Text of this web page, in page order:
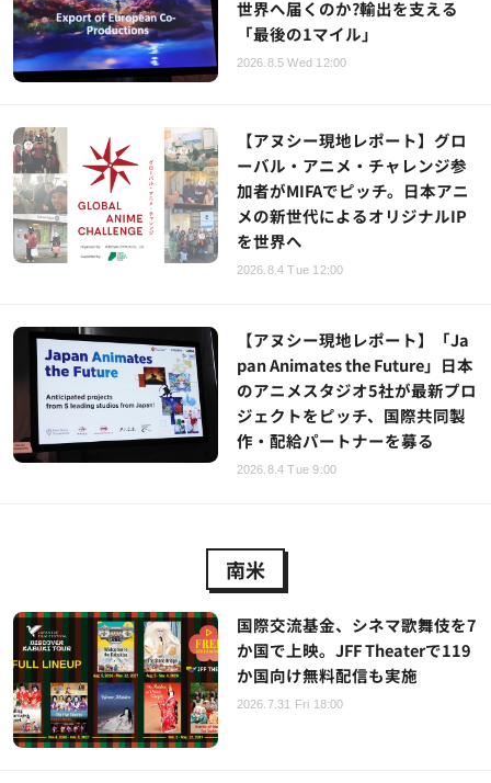
世界へ届くのか?輸出を支える
「最後の1マイル」
2026.8.5 Wed 12:00
【アヌシー現地レポート】グロ
ーバル・アニメ・チャレンジ参
加者がMIFAでピッチ。日本アニ
メの新世代によるオリジナルIP
を世界へ
2026.8.4 Tue 12:00
【アヌシー現地レポート】「Ja
pan Animates the Future」日本
のアニメスタジオ5社が最新プロ
ジェクトをピッチ、国際共同製
作・配給パートナーを募る
2026.8.4 Tue 9:00
南米
国際交流基金、シネマ歌舞伎を7
か国で上映。JFF Theaterで119
か国向け無料配信も実施
2026.7.31 Fri 18:00